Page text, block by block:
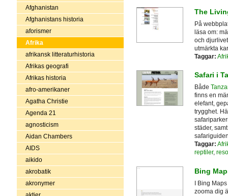
Afghanistan
Afghanistans historia
aforismer
Afrika
afrikansk litteraturhistoria
Afrikas geografi
Afrikas historia
afro-amerikaner
Agatha Christie
Agenda 21
agnosticism
Aidan Chambers
AIDS
aikido
akrobatik
akronymer
The
På
läsa om:
och
utmärkta
Taggar:
Safari i
Både
finns en
elefant,
trygghet.
städer,
Taggar:
reptiler,
Bing
I Bing
zooma dig